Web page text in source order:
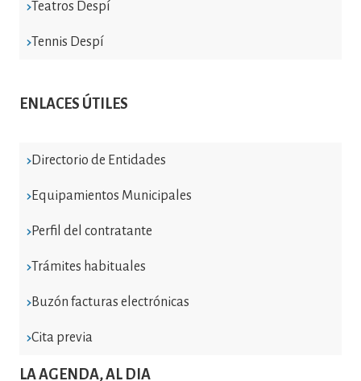
Teatros Despí
Tennis Despí
ENLACES ÚTILES
Directorio de Entidades
Equipamientos Municipales
Perfil del contratante
Trámites habituales
Buzón facturas electrónicas
Cita previa
LA AGENDA, AL DIA